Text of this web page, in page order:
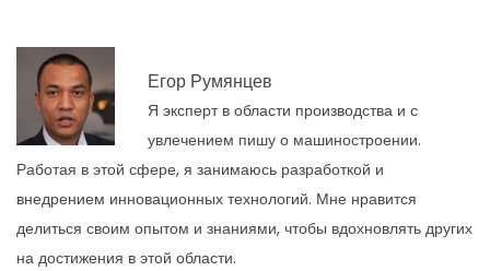
Егор Румянцев
Я эксперт в области производства и с
увлечением пишу о машиностроении.
Работая в этой сфере, я занимаюсь разработкой и
внедрением инновационных технологий. Мне нравится
делиться своим опытом и знаниями, чтобы вдохновлять других
на достижения в этой области.